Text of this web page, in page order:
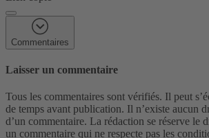
Commentaires
Laisser un commentaire
Tous les commentaires sont vérifiés. Il peut
de temps avant publication. Il n’existe aucun
d’un commentaire. La rédaction se réserve le
un commentaire qui ne respecte pas les